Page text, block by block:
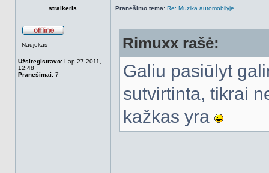
straikeris Pranešimo tema: Re: Muzika automobilyje
Naujokas
Užsiregistravo: Lap 27 2011,
12:48
Pranešimai: 7
Rimuxx rašė:
Galiu pasiūlyt
sutvirtinta, tikrai
kažkas yra